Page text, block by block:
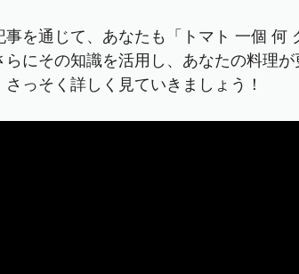
事を通じて、あなたも「トマト 一個 何
らにその知識を活用し、あなたの料理
っそく詳しく見ていきましょう！